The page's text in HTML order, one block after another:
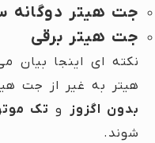
جت هیتر دوگانه
جت هیتر برقی
نکته ای اینجا
هیتر به غیر از جت
بدون اگزوز و تک
شوند.